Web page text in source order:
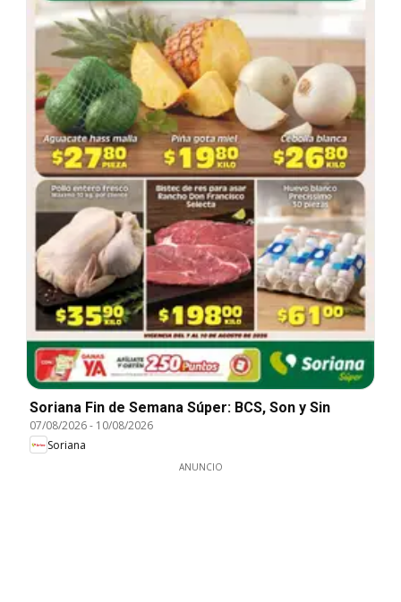
Soriana Fin de Semana Súper: BCS, Son y Sin
07/08/2026- 10/08/2026
Soriana
ANUNCIO